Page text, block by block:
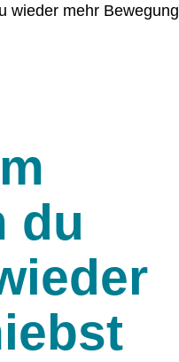
wieder mehr Bewegung
du